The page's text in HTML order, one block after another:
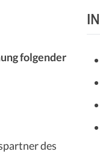
folgender
des